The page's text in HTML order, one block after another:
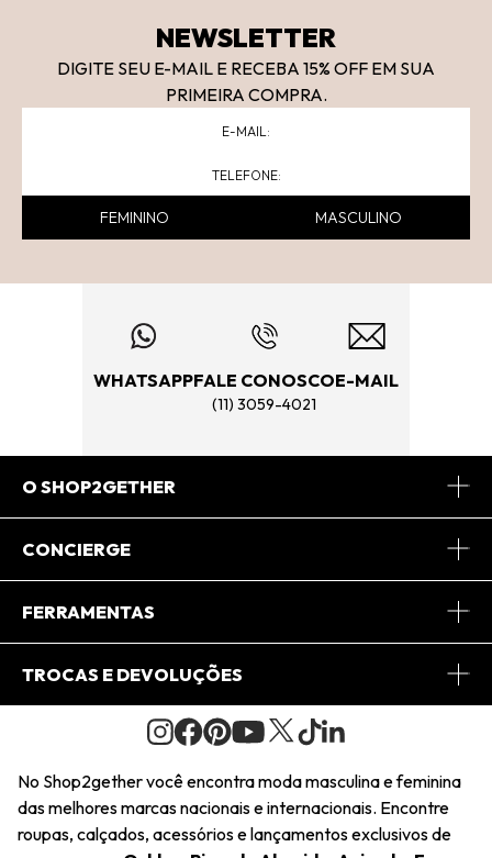
NEWSLETTER
DIGITE SEU E-MAIL E RECEBA 15% OFF EM SUA
PRIMEIRA COMPRA.
FEMININO MASCULINO
WHATSAPPFALE CONOSCO
(11) 3059-4021
E-MAIL
O SHOP2GETHER
Sobre Nós
Journal
Saiu na Mídia
CONCIERGE
Central de Relacionamento
Regulamento e Promoções
FERRAMENTAS
Minha Conta
Pedido de Presente
Wishlist
TROCAS E DEVOLUÇÕES
Condições Gerais
Troca Fácil
Restituição de Pagamento
No Shop2gether você encontra moda masculina e feminina
das melhores marcas nacionais e internacionais. Encontre
roupas, calçados, acessórios e lançamentos exclusivos de